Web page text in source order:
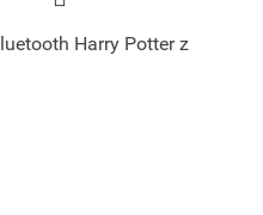
Harry Potter z